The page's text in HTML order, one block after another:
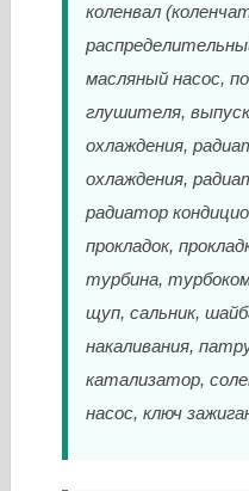
коленвал
масляный насос,
глушителя,
охлаждения,
охлаждения,
радиатор
прокладок,
турбина,
щуп, сальник,
накаливания,
катализатор,
насос, ключ